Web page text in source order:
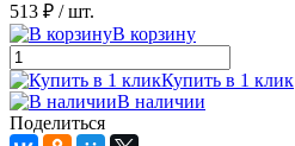
513 ₽ / шт.
В корзину
Купить в 1 клик
В наличии
Поделиться